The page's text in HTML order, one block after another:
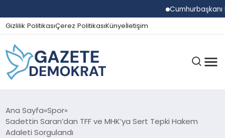
Cumhurbaşkanı
Gizlilik PolitikasıÇerez PolitikasıKünyeİletişim
GÜNDEM
Ana Sayfa Spor
Sadettin Saran’dan TFF ve MHK’ya Sert Tepki Hakem
Adaleti Sorgulandı